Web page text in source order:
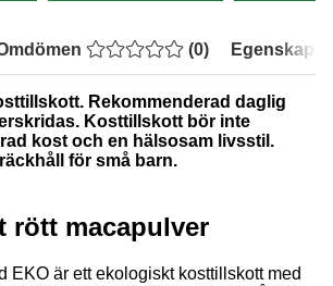
(0) Egenskaper
Rekommenderad daglig
Kosttillskott bör inte
kost och en hälsosam livsstil.
för små barn.
rött macapulver
EKO är ett ekologiskt kosttillskott med